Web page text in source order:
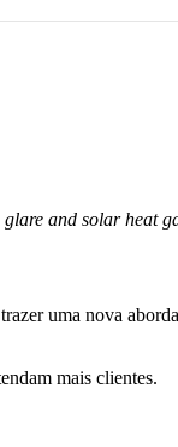
and solar heat
uma nova
mais clientes.